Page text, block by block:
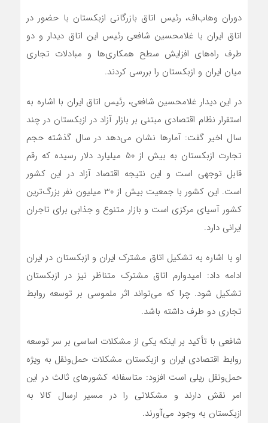
دوران وهاب‌اف، رئیس اتاق بازرگانی ازبکستان با حضور در
اتاق ایران با غلامحسین شافعی رئیس این اتاق دیدار و دو
طرف راه‌های افزایش سطح همکاری‌ها و مبادلات تجاری
میان ایران و ازبکستان را بررسی کردند.
در این دیدار غلامحسین شافعی، رئیس اتاق ایران با اشاره به
استقرار نظام اقتصادی مبتنی بر بازار آزاد در ازبکستان در چند
سال اخیر گفت: آمارها نشان می‌دهد در سال گذشته حجم
تجارت ازبکستان به بیش از 50 میلیارد دلار رسیده که رقم
قابل توجهی است و این نتیجه اقتصاد آزاد در این کشور
است. این کشور با جمعیت بیش از 30 میلیون نفر بزرگ‌ترین
کشور آسیای مرکزی است و بازار متنوع و جذابی برای تاجران
ایرانی دارد.
او با اشاره به تشکیل اتاق مشترک ایران و ازبکستان در ایران
ادامه داد: امیدوارم اتاق مشترک متناظر نیز در ازبکستان
تشکیل شود. چرا که می‌تواند اثر ملموسی بر توسعه روابط
تجاری دو طرف داشته باشد.
شافعی با تأکید بر اینکه یکی از مشکلات اساسی بر سر توسعه
روابط اقتصادی ایران و ازبکستان مشکلات حمل‌ونقل به ویژه
حمل‌ونقل ریلی است افزود: متاسفانه کشورهای ثالث در این
امر نقش دارند و مشکلاتی را در مسیر ارسال کالا به
ازبکستان به وجود می‌آورند.